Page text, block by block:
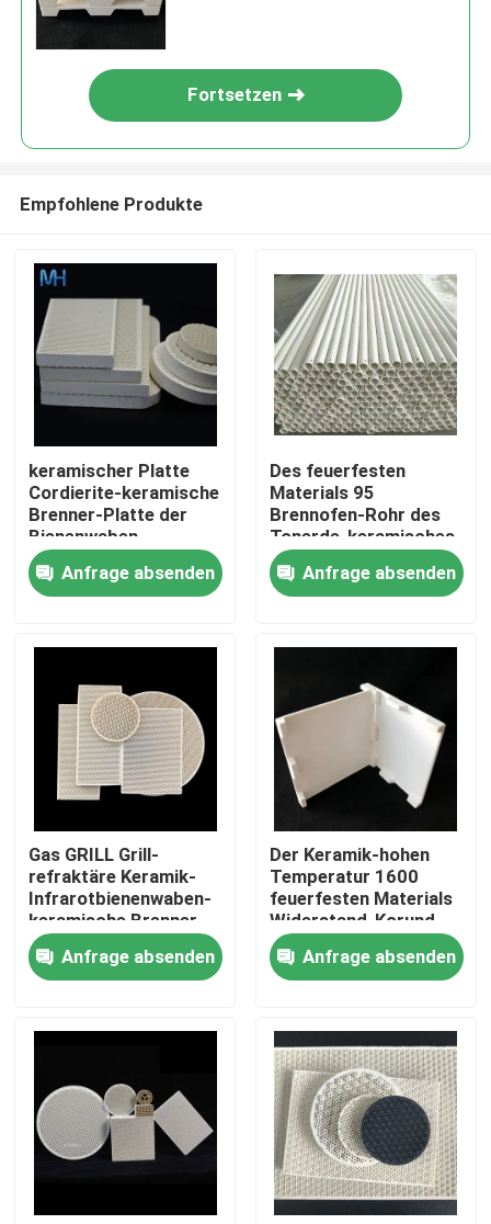
Haus
Videos
ÜBER US
Fabrik-Ausflug
Qualitätskontrolle
Maschinell bearbeitende keramische Teile
Tonerde 95 keramisch
Fortsetzen
Empfohlene Produkte
keramischer Platte
Cordierite-keramische
Brenner-Platte der
Bienenwaben-
2.6g/Cm3
Anfrage absenden
Des feuerfesten
Materials 95
Brennofen-Rohr des
Tonerde-keramisches
Rollen-Rohr-Al2O3
Rod High Alumina
Refractory Furnace
Anfrage absenden
Gas GRILL Grill-
refraktäre Keramik-
Infrarotbienenwaben-
keramische Brenner-
Platte
Anfrage absenden
Der Keramik-hohen
Temperatur 1600
feuerfesten Materials
Widerstand-Korund-
Mulit keramisches
SaggerAnfrage absenden